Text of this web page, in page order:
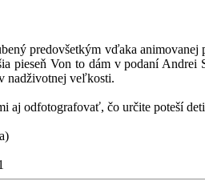
predovšetkým vďaka
pieseň Von to dám v podaní
nadživotnej veľkosti.
aj odfotografovať, čo určite poteší